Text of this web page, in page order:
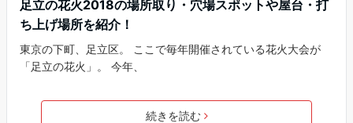
足立の花火2018の場所取り・穴場スポットや屋台・打
ち上げ場所を紹介！
東京の下町、足立区。 ここで毎年開催されている花火大会が
「足立の花火」。 今年、
続きを読む